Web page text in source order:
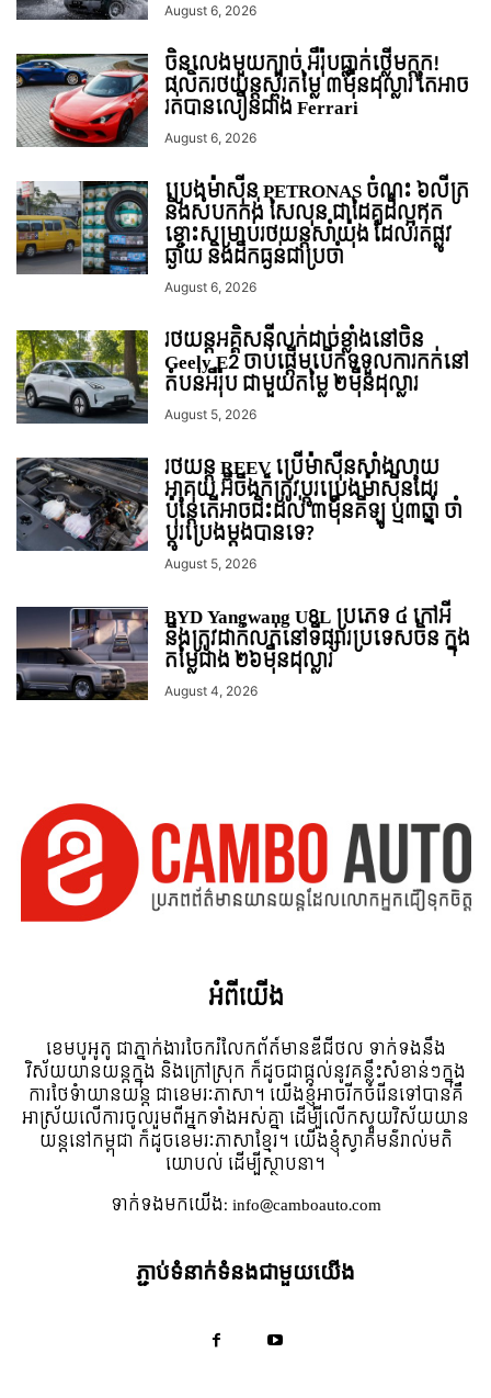
August 6, 2026
ចិនលេងមួយក្បាច់ អឺរ៉ុបធ្លាក់ថ្លើមក្តុក!
ផលិតរថយន្តស្ព័រតម្លៃ ៣ម៉ឺនដុល្លារ តែអាច
រត់បានលឿនជាង Ferrari
August 6, 2026
ប្រេងម៉ាស៊ីន PETRONAS ចំណុះ ៦លីត្រ
និងសំបកកង់ សៃលុន ជាដៃគូដ៏ល្អឥត
ខ្ចោះសម្រាប់រថយន្តសាំយ៉ុង ដែលរត់ផ្លូវ
ឆ្ងាយ និងដឹកធ្ងន់ជាប្រចាំ
August 6, 2026
រថយន្ដអគ្គិសនីលក់ដាច់ខ្លាំងនៅចិន
Geely E2 ចាប់ផ្តើមបើកទទួលការកក់នៅ
តំបន់អឺរ៉ុប ជាមួយតម្លៃ ២ម៉ឺនដុល្លារ
August 5, 2026
រថយន្ត REEV ប្រើម៉ាស៊ីនសាំងលាយ
អាគុយ អ៊ីចឹងក៏ត្រូវប្តូរប្រេងម៉ាស៊ីនដែរ
ប៉ុន្តែតើអាចជិះដល់ ៣ម៉ឺនគីឡូ ឬ៣ឆ្នាំ ចាំ
ប្តូរប្រេងម្តងបានទេ?
August 5, 2026
BYD Yangwang U8L ប្រភេទ ៤ កៅអី
នឹងត្រូវដាក់លក់នៅទីផ្សារប្រទេសចិន ក្នុង
តម្លៃជាង ២៦មុឺនដុល្លារ
August 4, 2026
អំពី​យើង
ខេមបូអូតូ ជាភ្នាក់ងារចែករំលែកព័ត៍មានឌីជីថល ទាក់ទងនឹង
វិស័យយានយន្តក្នុង និងក្រៅស្រុក ក៏ដូចជាផ្តល់នូវគន្លឹះសំខាន់ៗក្នុង
ការថែទំាយានយន្ត ជាខេមរៈភាសា។ យើងខ្ញុំអាចរីកចំរើនទៅបានគឺ
អាស្រ័យលើការចូលរួមពីអ្នកទាំងអស់គ្នា ដើម្បីលើកស្ទួយវិស័យយាន
យន្តនៅកម្ពុជា ក៏ដូចខេមរៈភាសាខ្មែរ។ យើងខ្ញុំស្វាគមន៌រាល់មតិ
យោបល់ ដើម្បីស្ថាបនា។
ទាក់ទង​មក​យើង:info@camboauto.com
ភ្ជាប់ទំនាក់ទំនងជាមួយយើង